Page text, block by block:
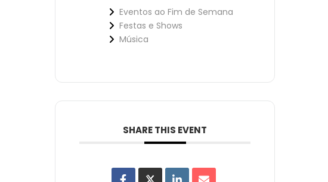
Eventos ao Fim de Semana
Festas e Shows
Música
SHARE THIS EVENT